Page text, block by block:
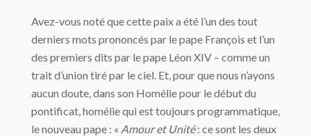
Avez-vous noté que cette paix a été l’un des tout
derniers mots prononcés par le pape François et l’un
des premiers dits par le pape Léon XIV – comme un
trait d’union tiré par le ciel. Et, pour que nous n’ayons
aucun doute, dans son Homélie pour le début du
pontificat, homélie qui est toujours programmatique,
le nouveau pape : « Amour et Unité: ce sont les deux